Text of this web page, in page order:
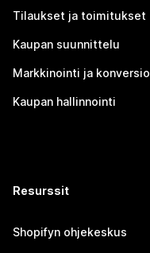
Tilaukset ja toimitukset
Kaupan suunnittelu
Markkinointi ja konversio
Kaupan hallinnointi
Resurssit
Shopifyn ohjekeskus